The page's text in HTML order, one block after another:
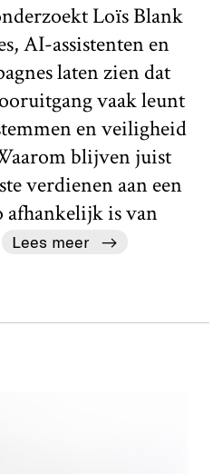
Loïs Blank
AI-assistenten en
laten zien dat
vaak leunt
en veiligheid
blijven juist
verdienen aan een
afhankelijk is van
Lees meer